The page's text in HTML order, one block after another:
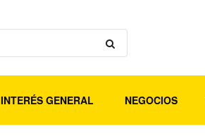
INTERÉS GENERAL NEGOCIOS